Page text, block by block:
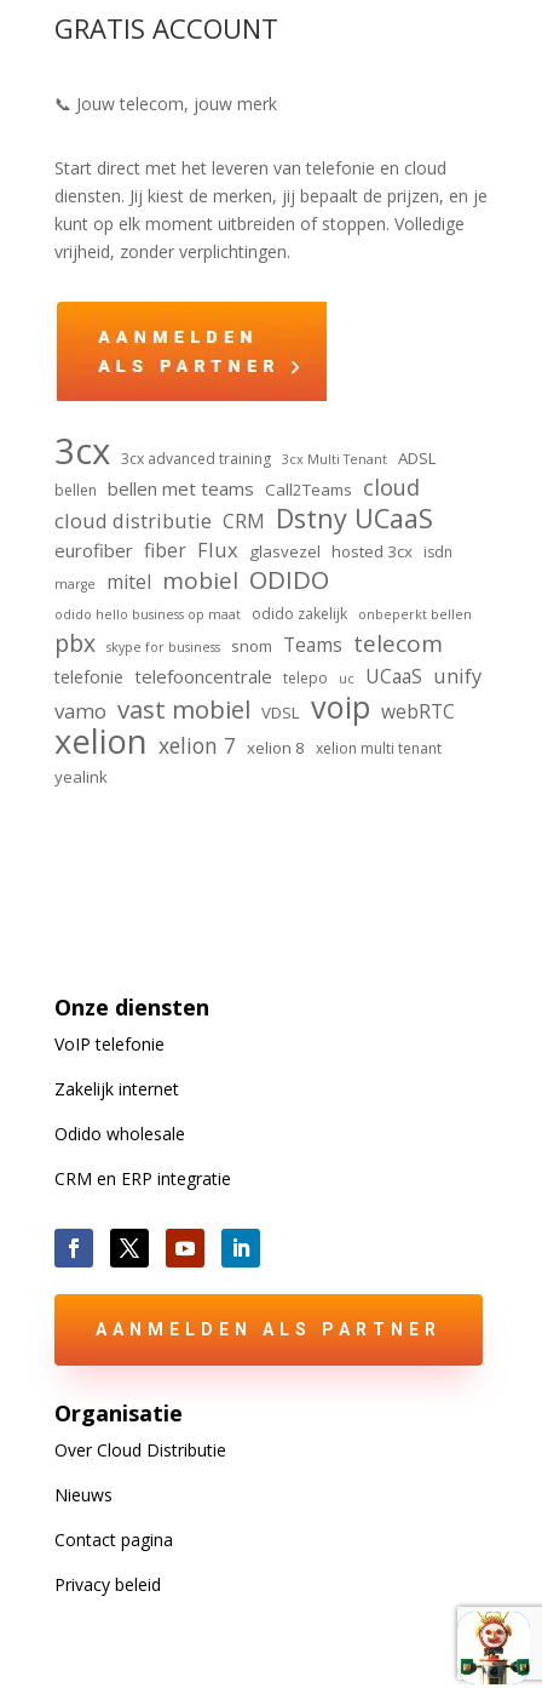
GRATIS ACCOUNT
📞 Jouw telecom, jouw merk
Start direct met het leveren van telefonie en cloud
diensten. Jij kiest de merken, jij bepaalt de prijzen, en je
kunt op elk moment uitbreiden of stoppen. Volledige
vrijheid, zonder verplichtingen.
3cx 3cx advanced training 3cx Multi Tenant ADSL
bellen bellen met teams Call2Teams cloud
cloud distributie CRM Dstny UCaaS
eurofiber fiber Flux glasvezel hosted 3cx isdn
marge mitel mobiel ODIDO
odido hello business op maat odido zakelijk onbeperkt bellen
pbx skype for business snom Teams telecom
telefonie telefooncentrale telepo uc UCaaS unify
vamo vast mobiel VDSL voip webRTC
xelion xelion 7 xelion 8 xelion multi tenant
yealink
Onze diensten
VoIPtelefonie
Zakelijk internet
Odido wholesale
CRM en ERP integratie
AANMELDEN ALS PARTNER
Organisatie
Over Cloud Distributie
Nieuws
Contact pagina
Privacy beleid